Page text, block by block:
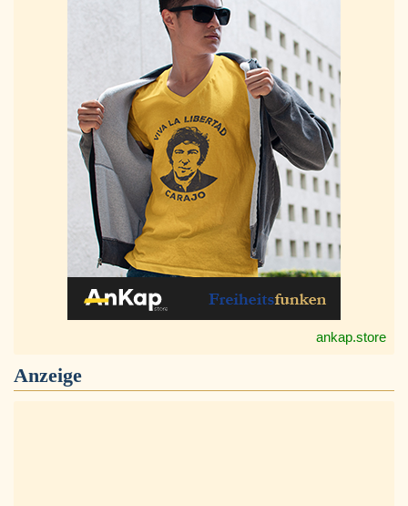
ankap.store
Anzeige